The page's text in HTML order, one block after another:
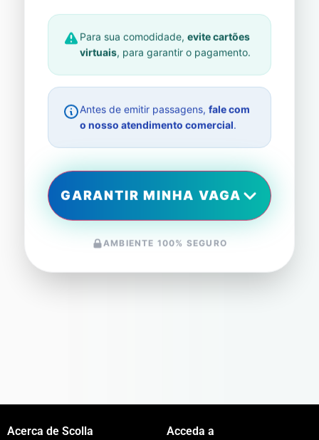
Para sua comodidade, evite cartões
virtuais , para garantir o pagamento.
Antes de emitir passagens, fale com
o nosso atendimento comercial
GARANTIR MINHA VAGA
AMBIENTE 100% SEGURO
Acerca de Scolla Acceda a